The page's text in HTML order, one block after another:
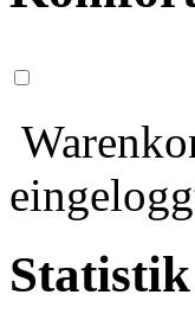
Statistik